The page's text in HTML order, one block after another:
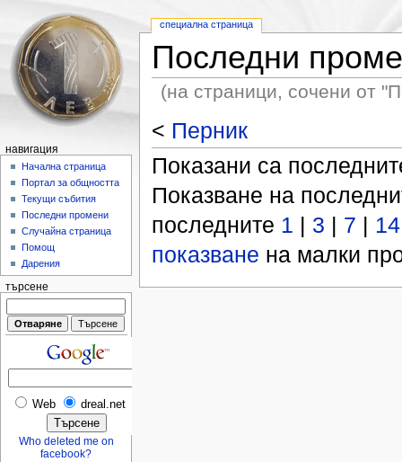
Последни
(на страници, сочени от
< Перник
Показани са
Показване на
последните 1 | 3 | 7 | 14
показване на малки
специална страница
навигация
Начална страница
Портал за общността
Текущи събития
Последни промени
Случайна страница
Помощ
Дарения
търсене
Web dreal.net
Who deleted me on
facebook?